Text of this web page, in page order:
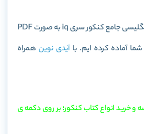
دانلود رایگان زبان انگلیسی جامع کنکور سری iq به صورت PDF
آماده کرده ایم. باآیدی نوینهمراه
و خرید انواع کتاب کنکور؛ بر روی دکمه ی